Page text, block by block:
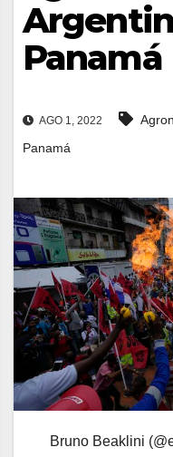
Panamá
AGO 1, 2022
Panamá
Bruno Beaklini